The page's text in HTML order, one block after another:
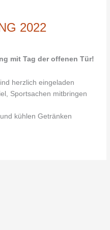
2022
mit Tag der offenen Tür!
herzlich eingeladen
Sportsachen mitbringen
kühlen Getränken